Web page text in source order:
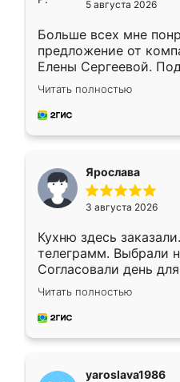
5 августа 2026
Больше всех мне
предложение от
Елены Сергеевой.
короткие сроки
для замера
предложил по моему
Читать полностью
Ярослава
3 августа 2026
Кухню здесь
телеграмм. Выбрали
Согласовали день
недели кухня была
довольны работой.
мебель за
Читать полностью
yaroslava1986